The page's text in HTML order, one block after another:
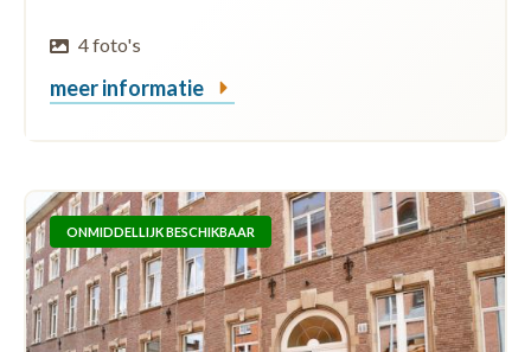
4 foto's
meer informatie
ONMIDDELLIJK BESCHIKBAAR